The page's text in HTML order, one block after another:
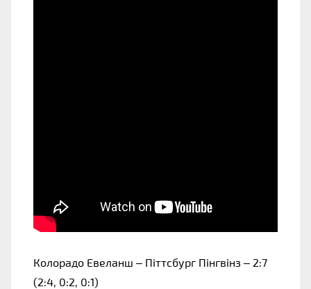
Колорадо Евеланш – Піттсбург Пінгвінз – 2:7
(2:4, 0:2, 0:1)